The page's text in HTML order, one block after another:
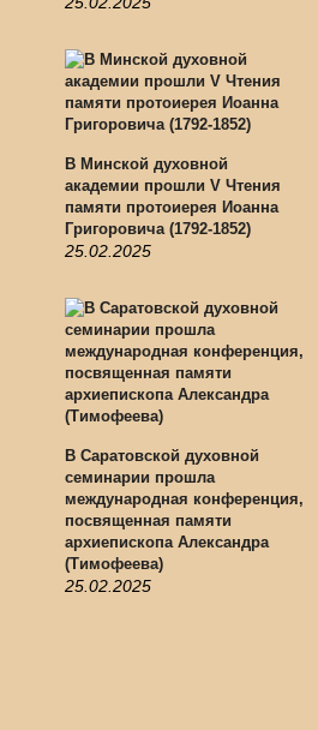
В Минской духовной
академии прошли V Чтения
памяти протоиерея Иоанна
Григоровича (1792-1852)
25.02.2025
В Саратовской духовной
семинарии прошла
международная конференция,
посвященная памяти
архиепископа Александра
(Тимофеева)
25.02.2025